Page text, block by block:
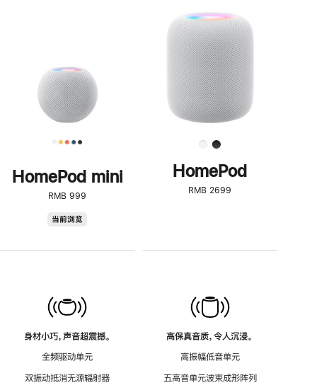
HomePod mini
RMB 999
当前浏览
身材小巧，声音超震撼。
全频驱动单元
双振动抵消无源辐射器
步
了
解
HomePod<
HomePod
RMB 2699
高保真音质，令人沉浸。
高振幅低音单元
五高音单元波束成形阵列